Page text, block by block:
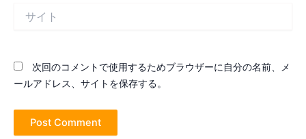
次回のコメントで使用するためブラウザーに自分の名前、メ
ールアドレス、サイトを保存する。